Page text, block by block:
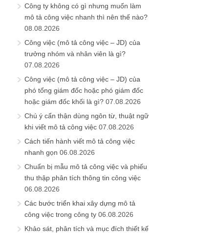
Công ty không có gì nhưng muốn làm
mô tả công việc nhanh thì nên thế nào?
08.08.2026
Công việc (mô tả công việc – JD) của
trưởng nhóm và nhân viên là gì?
07.08.2026
Công việc (mô tả công việc – JD) của
phó tổng giám đốc hoặc phó giám đốc
hoặc giám đốc khối là gì? 07.08.2026
Chú ý cẩn thận dùng ngôn từ, thuật ngữ
khi viết mô tả công việc 07.08.2026
Cách tiến hành viết mô tả công việc
nhanh gọn 06.08.2026
Chuẩn bị mẫu mô tả công việc và phiếu
thu thập phân tích thông tin công việc
06.08.2026
Các bước triển khai xây dựng mô tả
công việc trong công ty 06.08.2026
Khảo sát, phân tích và mục đích thiết kế